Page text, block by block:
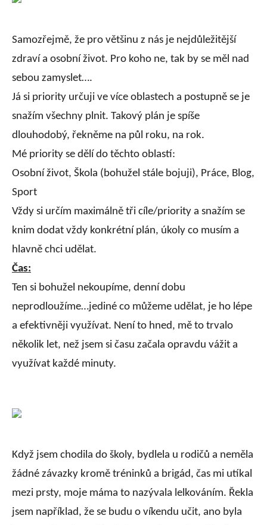
Samozřejmě, že pro většinu z nás je nejdůležitější
zdraví a osobní život. Pro koho ne, tak by se měl nad
sebou zamyslet….
Já si priority určuji ve více oblastech a postupně se je
snažím všechny plnit. Takový plán je spíše
dlouhodobý, řekněme na půl roku, na rok.
Mé priority se dělí do těchto oblastí:
Osobní život, Škola (bohužel stále bojuji), Práce, Blog,
Sport
Vždy si určím maximálně tři cíle/priority a snažím se
knim dodat vždy konkrétní plán, úkoly co musím a
hlavně chci udělat.
Čas:
Ten si bohužel nekoupíme, denní dobu
neprodloužíme…jediné co můžeme udělat, je ho lépe
a efektivněji využívat. Není to hned, mě to trvalo
několik let, než jsem si času začala opravdu vážit a
využívat každé minuty.
Když jsem chodila do školy, bydlela u rodičů a neměla
žádné závazky kromě tréninků a brigád, čas mi utíkal
mezi prsty, moje máma to nazývala lelkováním. Řekla
jsem například, že se budu o víkendu učit, ano byla